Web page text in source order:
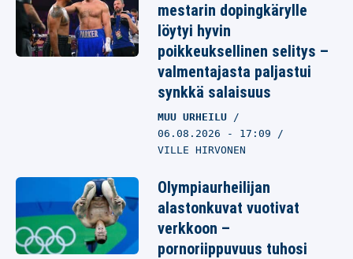
mestarin dopingkärylle
löytyi hyvin
poikkeuksellinen selitys –
valmentajasta paljastui
synkkä salaisuus
MUU URHEILU
06.08.2026 - 17:09
VILLE HIRVONEN
Olympiaurheilijan
alastonkuvat vuotivat
verkkoon –
pornoriippuvuus tuhosi